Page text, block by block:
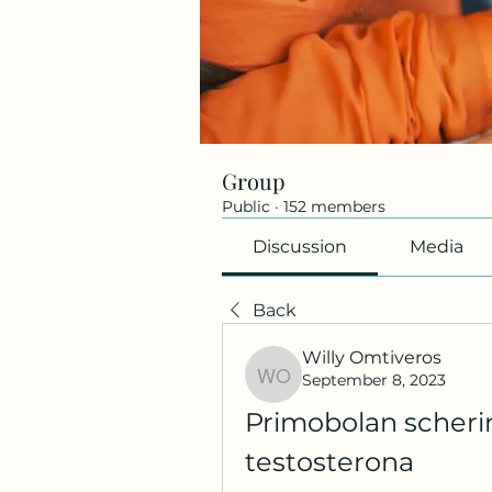
Group
Public · 152 members
Discussion Media
Back
Willy Omtiveros
Willy Omtiveros
September 8, 2023
Primobolan
testosterona